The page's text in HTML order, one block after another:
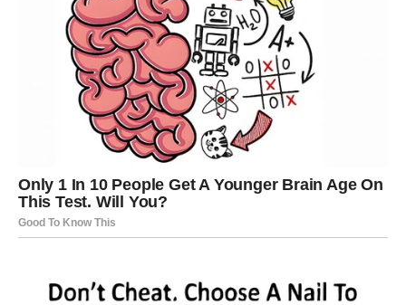
Poruka zvijezda
Vjerujte u svoje sposobnosti.
DJEVICA
Šta vam dolazi?
Djevice će konačno pronaći rješenje za problem koji ih
dugo prati. Pred vama je mnogo mirniji period.
Poruka zvijezda